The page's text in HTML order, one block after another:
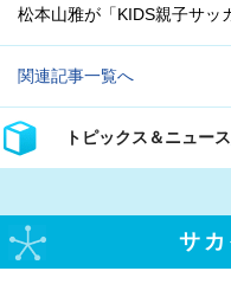
松本山雅が「KIDS親子サッ
関連記事一覧へ
トピックス＆ニュース
サ